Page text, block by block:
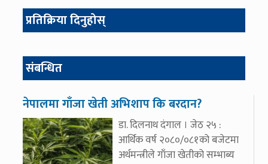
प्रतिक्रिया दिनुहोस्
संबन्धित
नेपालमा गाँजा खेती अभिशाप कि बरदान?
डा. दिलनाथ दंगाल । जेठ २५ :
आर्थिक वर्ष २०८०/०८१को बजेटमा
अर्थमन्त्रीले गाँजा खेतीको सम्भाब्य